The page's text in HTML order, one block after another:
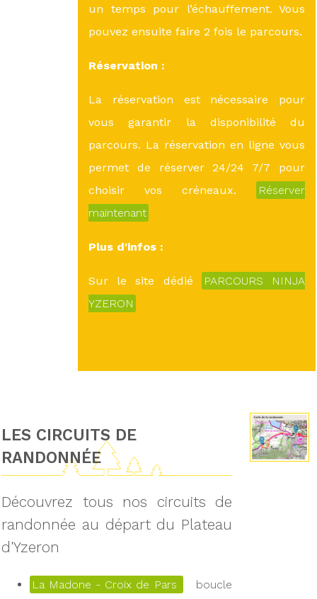
un temps pour l’échauffement. Vous
pouvez ensuite faire 2 fois le parcours.
Réservation :
La réservation est nécessaire pour
vous garantir la disponibilité du
parcours. La réservation en ligne vous
permet de réserver 24/24 7/7 pour
choisir vos créneaux.
Réserver
maintenant
Plus d'infos :
Sur le site dédié
PARCOURS NINJA
YZERON
LES CIRCUITS DE
RANDONNÉE
Découvrez tous nos circuits de
randonnée au départ du Plateau
d'Yzeron
La Madone - Croix de Pars
boucle